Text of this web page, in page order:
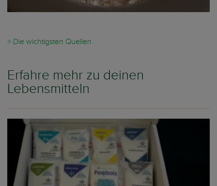
> Die wichtigsten Quellen
Erfahre mehr zu deinen
Lebensmitteln